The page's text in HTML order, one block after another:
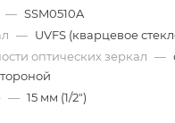
— SSM0510A
— UVFS (кварцевое
оптических зеркал —
— 15 мм (1/2")